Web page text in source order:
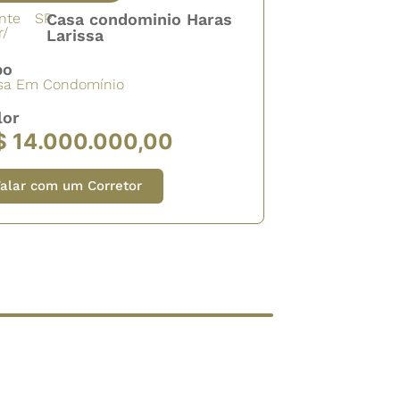
SPCasa condominio Haras
Larissa
Em Condomínio
14.000.000,00
com um Corretor